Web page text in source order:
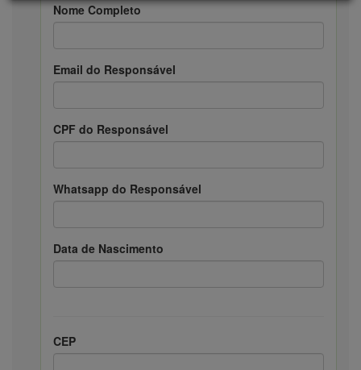
Nome Completo
Email do Responsável
CPF do Responsável
Whatsapp do Responsável
Data de Nascimento
CEP